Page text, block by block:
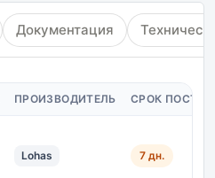
Документация
ПРОИЗВОДИТЕЛЬ СРОК
Lohas 7 дн.